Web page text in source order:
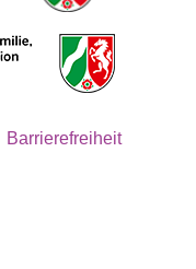
Barrierefreiheit